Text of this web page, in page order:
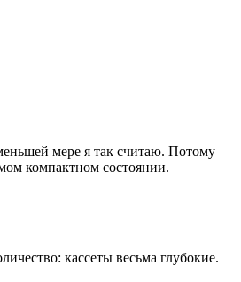
мере я так считаю. Потому
компактном состоянии.
кассеты весьма глубокие.